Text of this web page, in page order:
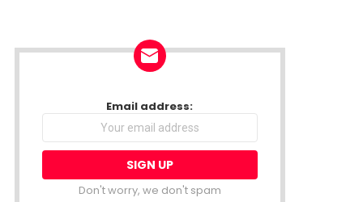
NEWSLETTEREmail address:
Don't worry, we don't spam